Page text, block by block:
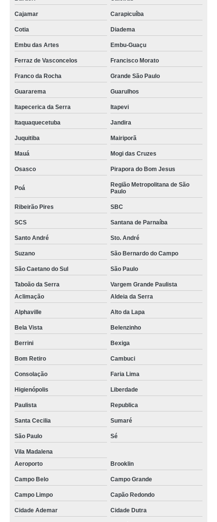
Cajamar Carapicuíba
Cotia Diadema
Embu das Artes Embu-Guaçu
Ferraz de Vasconcelos Francisco Morato
Franco da Rocha Grande São Paulo
Guararema Guarulhos
Itapecerica da Serra Itapevi
Itaquaquecetuba Jandira
Juquitiba Mairiporã
Mauá Mogi das Cruzes
Osasco Pirapora do Bom Jesus
Poá
Região Metropolitana de São
Paulo
Ribeirão Pires SBC
SCS Santana de Parnaíba
Santo André Sto. André
Suzano São Bernardo do Campo
São Caetano do Sul São Paulo
Taboão da Serra
Vargem Grande Paulista
Aclimação
Aldeia da Serra
Alphaville Alto da Lapa
Bela Vista Belenzinho
Berrini Bexiga
Bom Retiro Cambuci
Consolação Faria Lima
Higienópolis Liberdade
Paulista Republica
Santa Cecilia Sumaré
São Paulo Sé
Vila Madalena
Aeroporto
Brooklin
Campo Belo Campo Grande
Campo Limpo Capão Redondo
Cidade Ademar Cidade Dutra